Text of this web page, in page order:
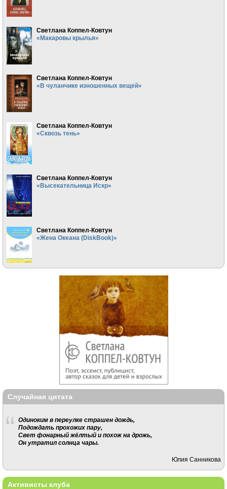
Светлана Коппел-Ковтун
«Макаровы крылья»
Светлана Коппел-Ковтун
«В чуланчике изношенных вещей»
Светлана Коппел-Ковтун
«Сквозь тень»
Светлана Коппел-Ковтун
«Высекательница Искр»
Светлана Коппел-Ковтун
«Жена Океана (DiskBook)»
Случайная цитата
Одиноким в переулке страшен дождь,
Подождать прохожих пару,
Свет фонарный жёлтый и похож на дрожь,
Он утратил солнца чары.
Юлия Санникова
Активисты клуба